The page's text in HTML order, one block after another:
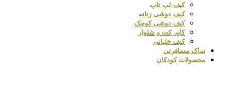
کیف لپ تاپ
کیف دوشی زنانه
کیف دوشی کوچک
کاور کت و شلوار
کیف خلبانی
ساک مسافرتی
محصولات کودکان